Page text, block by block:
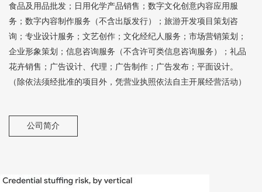
食品及用品批发；日用化学产品销售；数字文化创意内容应用服
务；数字内容制作服务（不含出版发行）；旅游开发项目策划咨
询；专业设计服务；文艺创作；文化经纪人服务；市场营销策划；
企业形象策划；信息咨询服务（不含许可类信息咨询服务）；礼品
花卉销售；广告设计、代理；广告制作；广告发布；平面设计。
（除依法须经批准的项目外，凭营业执照依法自主开展经营活动）
公司简介